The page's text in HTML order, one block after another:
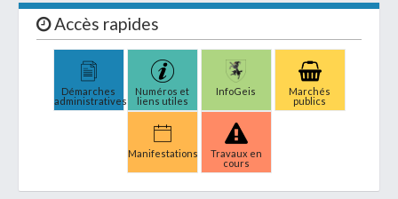
Accès rapides
Démarches
administratives
Numéros et
liens utiles
InfoGeis
Marchés
publics
Manifestations
Travaux en
cours